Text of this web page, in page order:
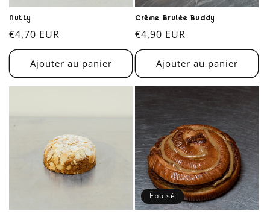
n
:
Nutty
Prix
habituel
€4,70 EUR
Ajouter au panier
Crème Brûlée Buddy
Prix
habituel
€4,90 EUR
Ajouter au panier
Épuisé